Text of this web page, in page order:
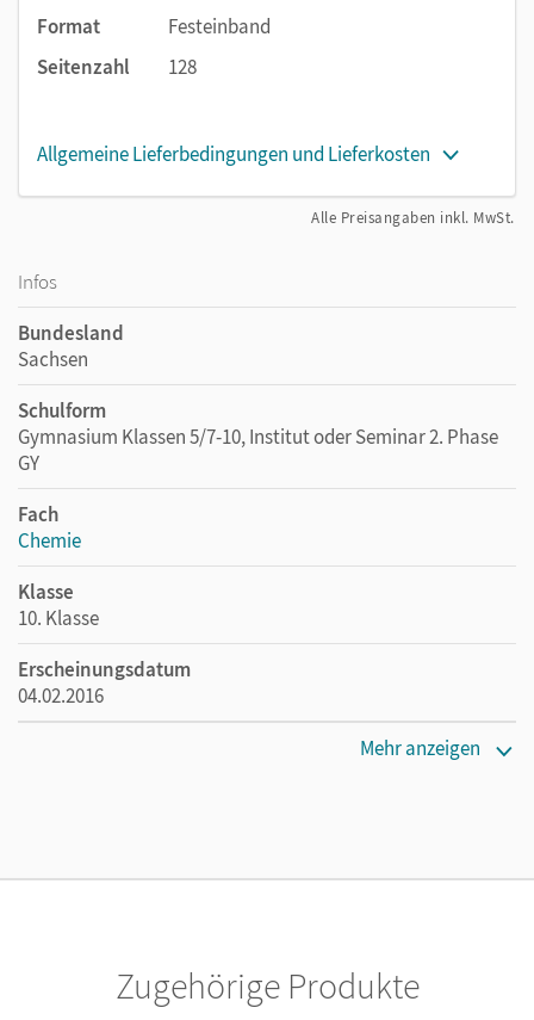
Format
Festeinband
Seitenzahl
128
Allgemeine Lieferbedingungen und Lieferkosten
Alle Preisangaben inkl. MwSt.
Infos
Bundesland
Sachsen
Schulform
Gymnasium Klassen 5/7-10, Institut oder Seminar 2. Phase
GY
Fach
Chemie
Klasse
10. Klasse
Erscheinungsdatum
04.02.2016
Arnold, Karin; Lüttgens, Uwe; Dietrich, Volkmar; Fleischer,
Mehr anzeigen
Zugehörige Produkte